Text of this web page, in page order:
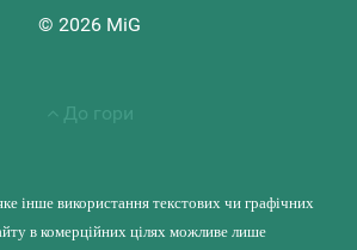
© 2026 MiG
До гори
інше використання текстових чи графічних
в комерційних цілях можливе лише